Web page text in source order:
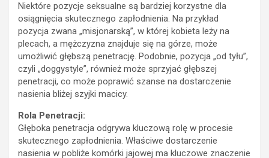
Niektóre pozycje seksualne są bardziej korzystne dla
osiągnięcia skutecznego zapłodnienia. Na przykład
pozycja zwana „misjonarską”, w której kobieta leży na
plecach, a mężczyzna znajduje się na górze, może
umożliwić głębszą penetrację. Podobnie, pozycja „od tyłu”,
czyli „doggystyle”, również może sprzyjać głębszej
penetracji, co może poprawić szanse na dostarczenie
nasienia bliżej szyjki macicy.
Rola Penetracji:
Głęboka penetracja odgrywa kluczową rolę w procesie
skutecznego zapłodnienia. Właściwe dostarczenie
nasienia w pobliże komórki jajowej ma kluczowe znaczenie